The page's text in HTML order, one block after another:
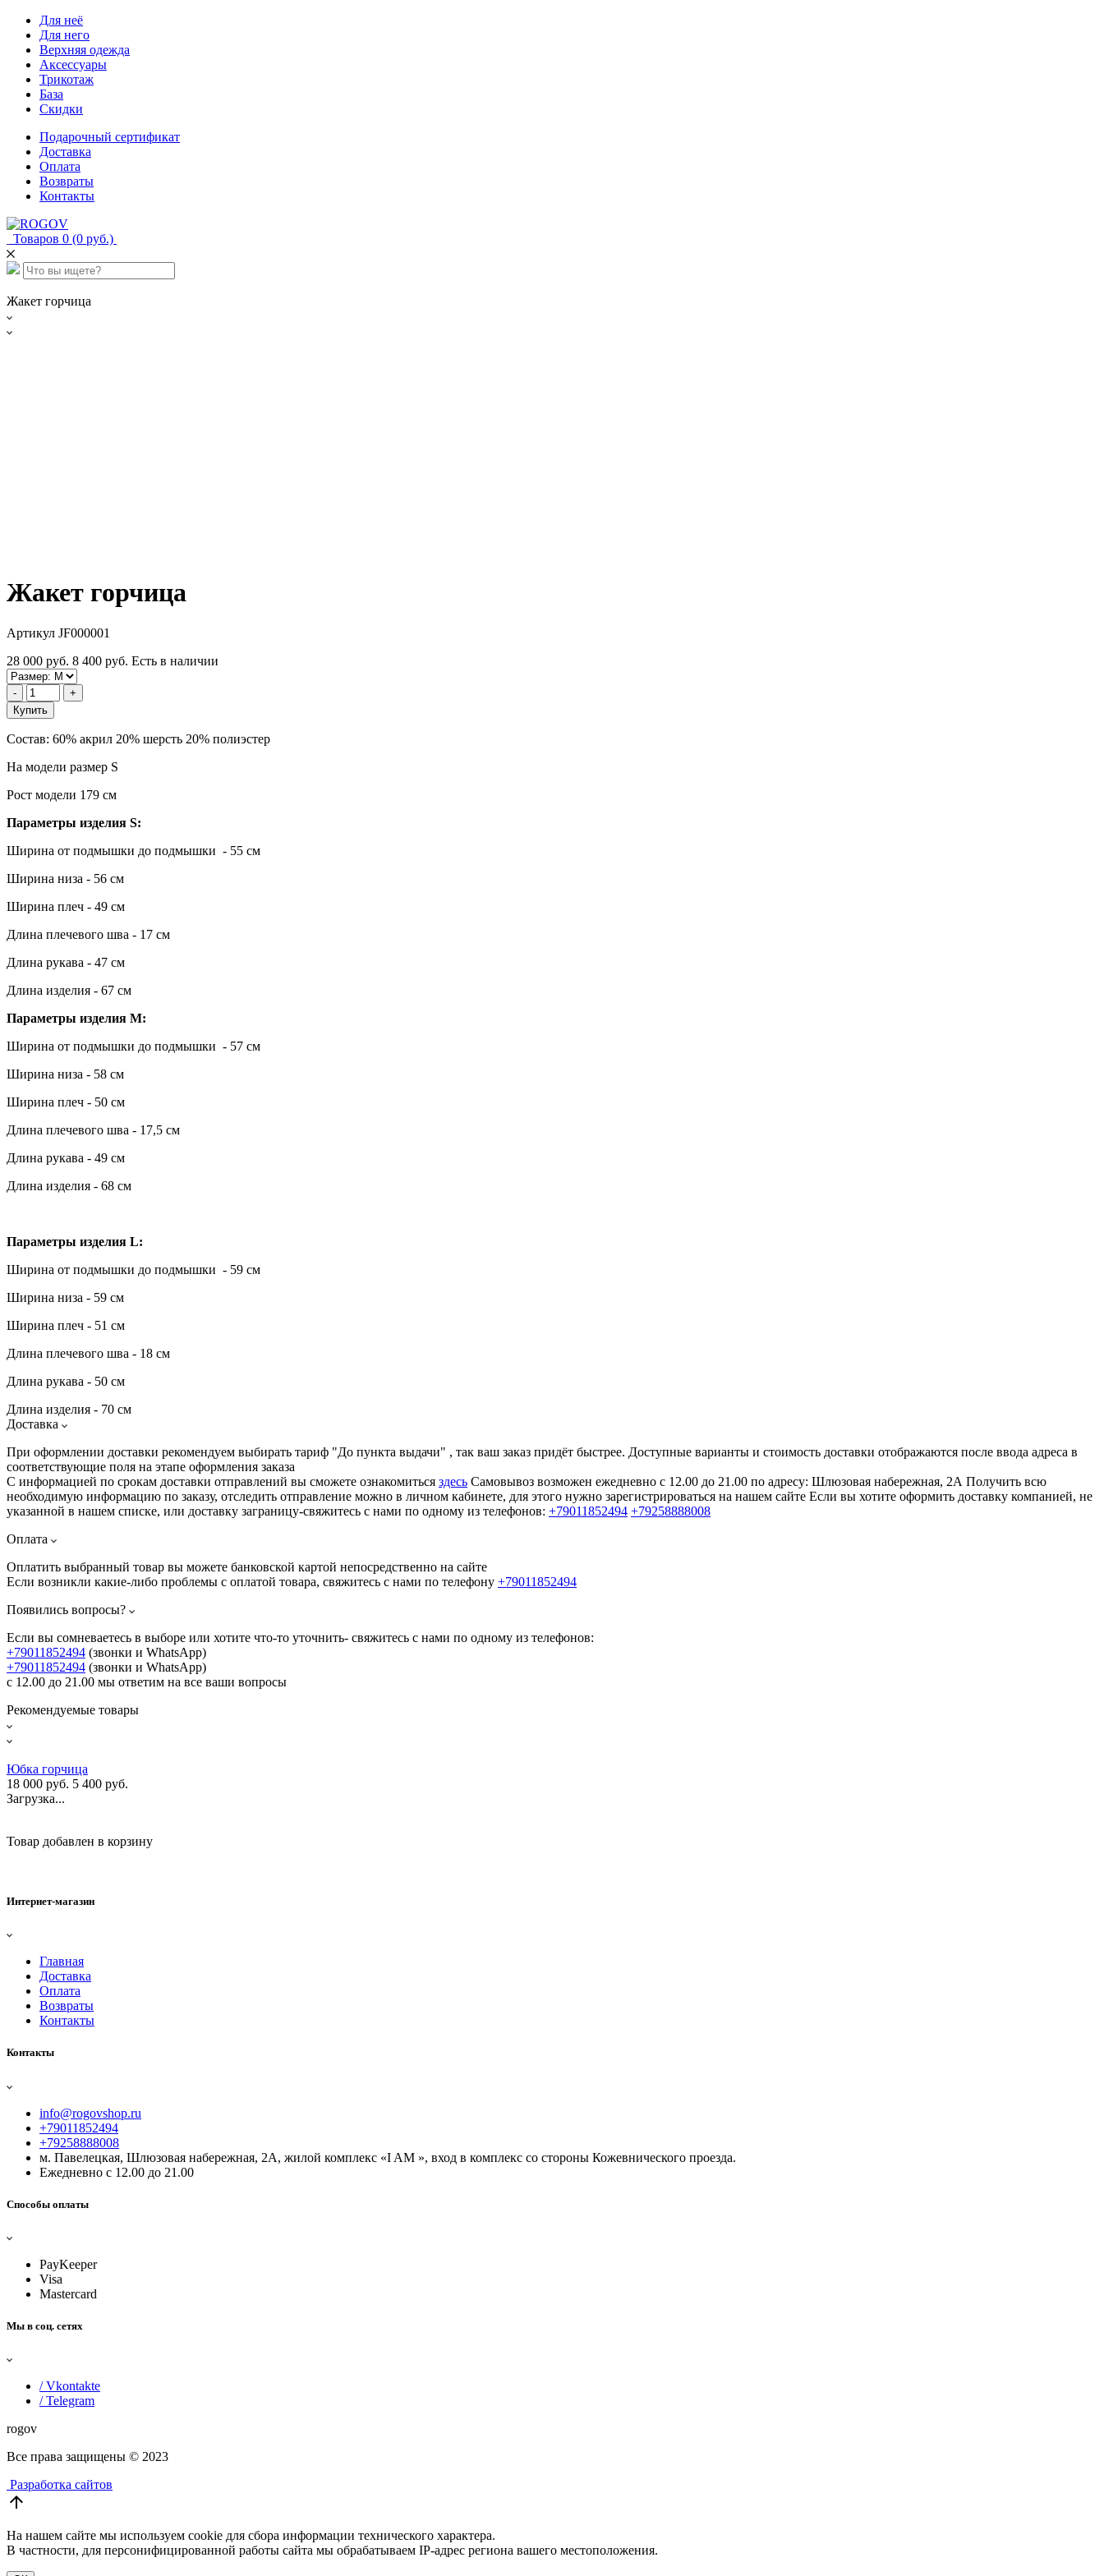
Для неё
Для него
Верхняя одежда
Аксессуары
Трикотаж
База
Скидки
Подарочный сертификат
Доставка
Оплата
Возвраты
Контакты
Товаров 0 (0 руб.)
Жакет горчица
Жакет горчица
Артикул JF000001
28 000 руб. 8 400 руб. Есть в наличии
-
+
Купить
Состав: 60% акрил 20% шерсть 20% полиэстер
На модели размер S
Рост модели 179 см
Параметры изделия S:
Ширина от подмышки до подмышки - 55 см
Ширина низа - 56 см
Ширина плеч - 49 см
Длина плечевого шва - 17 см
Длина рукава - 47 см
Длина изделия - 67 см
Параметры изделия M:
Ширина от подмышки до подмышки - 57 см
Ширина низа - 58 см
Ширина плеч - 50 см
Длина плечевого шва - 17,5 см
Длина рукава - 49 см
Длина изделия - 68 см
Параметры изделия L:
Ширина от подмышки до подмышки - 59 см
Ширина низа - 59 см
Ширина плеч - 51 см
Длина плечевого шва - 18 см
Длина рукава - 50 см
Длина изделия - 70 см
Доставка
При оформлении доставки рекомендуем выбирать тариф "До пункта выдачи" , так ваш заказ придёт быстрее. Доступные варианты и стоимость доставки отображаются после ввода адреса в
соответствующие поля на этапе оформления заказа
С информацией по срокам доставки отправлений вы сможете ознакомиться здесь Самовывоз возможен ежедневно с 12.00 до 21.00 по адресу: Шлюзовая набережная, 2А Получить всю
необходимую информацию по заказу, отследить отправление можно в личном кабинете, для этого нужно зарегистрироваться на нашем сайте Если вы хотите оформить доставку компанией, не
указанной в нашем списке, или доставку заграницу-свяжитесь с нами по одному из телефонов: +79011852494 +79258888008
Оплата
Оплатить выбранный товар вы можете банковской картой непосредственно на сайте
Если возникли какие-либо проблемы с оплатой товара, свяжитесь с нами по телефону +79011852494
Появились вопросы?
Если вы сомневаетесь в выборе или хотите что-то уточнить- свяжитесь с нами по одному из телефонов:
+79011852494 (звонки и WhatsApp)
+79011852494 (звонки и WhatsApp)
с 12.00 до 21.00 мы ответим на все ваши вопросы
Рекомендуемые товары
Юбка горчица
18 000 руб. 5 400 руб.
Загрузка...
Товар добавлен в корзину
Интернет-магазин
Главная
Доставка
Оплата
Возвраты
Контакты
Контакты
info@rogovshop.ru
+79011852494
+79258888008
м. Павелецкая, Шлюзовая набережная, 2А, жилой комплекс «I AM », вход в комплекс со стороны Кожевнического проезда.
Ежедневно с 12.00 до 21.00
Способы оплаты
PayKeeper
Visa
Mastercard
Мы в соц. сетях
/ Vkontakte
/ Telegram
rogov
Все права защищены © 2023
Разработка сайтов
arrow_upward
На нашем сайте мы используем cookie для сбора информации технического характера.
В частности, для персонифицированной работы сайта мы обрабатываем IP-адрес региона вашего местоположения.